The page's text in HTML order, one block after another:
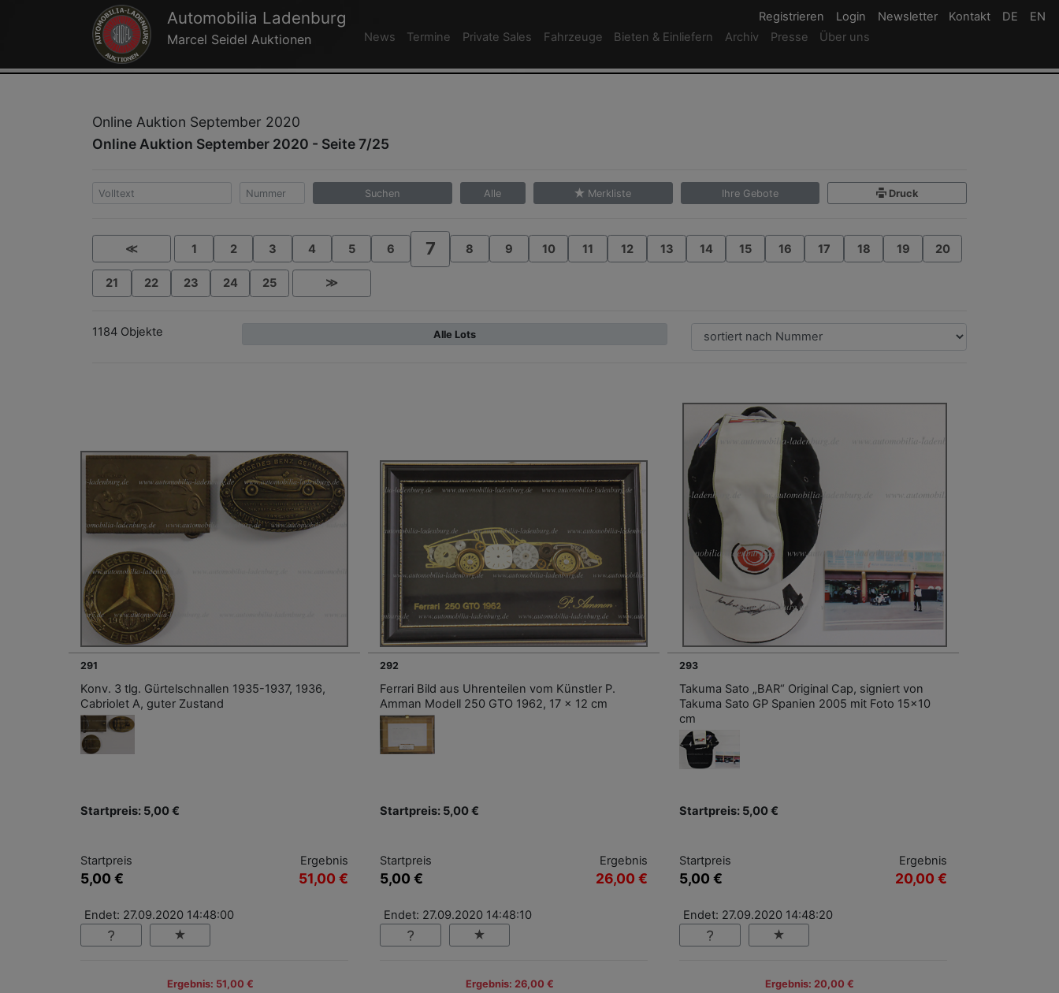
Automobilia Ladenburg
Marcel Seidel Auktionen News Termine Private Sales Fahrzeuge Bieten & Einliefern Archiv Presse Über uns
Registrieren Registrieren
Login Login
NewsletterNewsletter
Kontakt Newsletter
DE EN
Online Auktion September 2020
Online Auktion September 2020 - Seite 7/25
Suchen Alle Merkliste Ihre Gebote Druck
≪ 1 2 3 4 5 6 7 8 9 10 11 12 13 14 15 16 17 18 19 20
21 22 23 24 25 ≫
1184 Objekte Alle Lots
291
Konv. 3 tlg. Gürtelschnallen 1935-1937, 1936,
Cabriolet A, guter Zustand
Startpreis: 5,00 €
Startpreis
5,00 €
Ergebnis
51,00 €
Endet: 27.09.2020 14:48:00
Ergebnis: 51,00 €
292
Ferrari Bild aus Uhrenteilen vom Künstler P.
Amman Modell 250 GTO 1962, 17 x 12 cm
Startpreis: 5,00 €
Startpreis
5,00 €
Ergebnis
26,00 €
Endet: 27.09.2020 14:48:10
Ergebnis: 26,00 €
293
Takuma Sato „BAR“ Original Cap, signiert von
Takuma Sato GP Spanien 2005 mit Foto 15x10
cm
Startpreis: 5,00 €
Startpreis
5,00 €
Ergebnis
20,00 €
Endet: 27.09.2020 14:48:20
Ergebnis: 20,00 €